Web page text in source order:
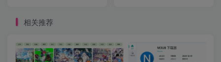
相关推荐